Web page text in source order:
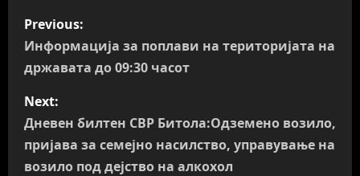
P
o
s
t
n
Previous:
Информација за поплави на територијата на
државата до 09:30 часот
Next:
Дневен билтен СВР Битола:Одземено возило,
пријава за семејно насилство, управување на
возило под дејство на алкохол